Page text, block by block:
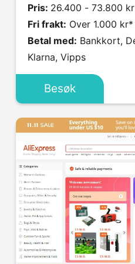
Pris: 26.400 - 73.800 kr
Fri frakt: Over 1.000 kr*
Betal med:
Klarna, Vipps
Besøk